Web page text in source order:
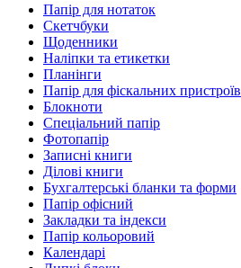
Папір для нотаток
Скетчбуки
Щоденники
Наліпки та етикетки
Планінги
Папір для фіскальних пристроїв
Блокноти
Спеціальний папір
Фотопапір
Записні книги
Ділові книги
Бухгалтерські бланки та форми
Папір офісний
Закладки та індекси
Папір кольоровий
Календарі